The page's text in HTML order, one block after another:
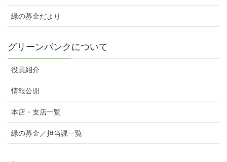
緑の募金だより
グリーンバンクについて
役員紹介
情報公開
本店・支店一覧
緑の募金／担当課一覧